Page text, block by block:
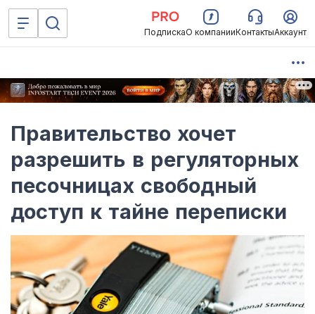
ПодпискаО компанииКонтактыАккаунт
Правительство хочет
разрешить в регуляторных
песочницах свободный
доступ к тайне переписки